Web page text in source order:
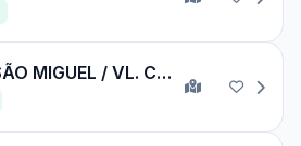
TERM. SÃO MIGUEL / VL. CISPER (CPTM USP)